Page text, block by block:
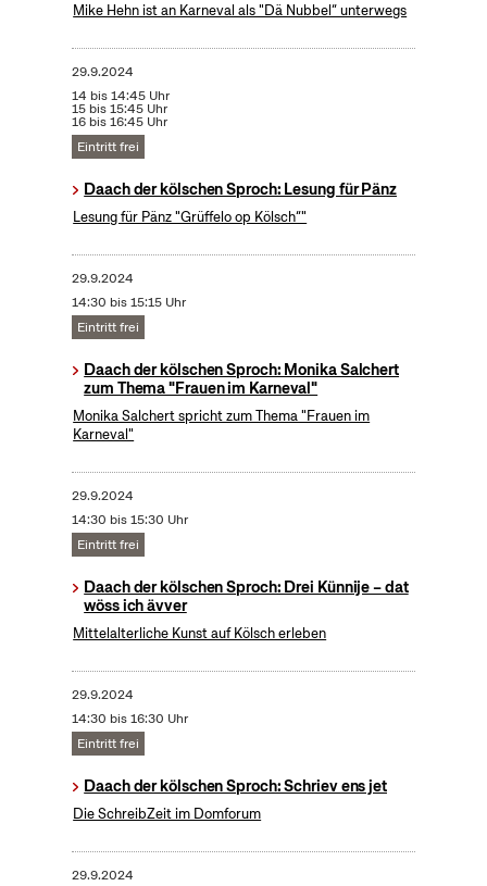
Mike Hehn ist an Karneval als "Dä Nubbel“ unterwegs
29.9.2024
14 bis 14:45 Uhr
15 bis 15:45 Uhr
16 bis 16:45 Uhr
Eintritt frei
Daach der kölschen Sproch: Lesung für Pänz
Lesung für Pänz "Grüffelo op Kölsch“"
29.9.2024
14:30 bis 15:15 Uhr
Eintritt frei
Daach der kölschen Sproch: Monika Salchert
zum Thema "Frauen im Karneval"
Monika Salchert spricht zum Thema "Frauen im
Karneval"
29.9.2024
14:30 bis 15:30 Uhr
Eintritt frei
Daach der kölschen Sproch: Drei Künnije – dat
wöss ich ävver
Mittelalterliche Kunst auf Kölsch erleben
29.9.2024
14:30 bis 16:30 Uhr
Eintritt frei
Daach der kölschen Sproch: Schriev ens jet
Die SchreibZeit im Domforum
29.9.2024